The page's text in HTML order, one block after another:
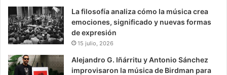
La filosofía analiza cómo la música crea
emociones, significado y nuevas formas
de expresión
15 julio, 2026
Alejandro G. Iñárritu y Antonio Sánchez
improvisaron la música de Birdman para